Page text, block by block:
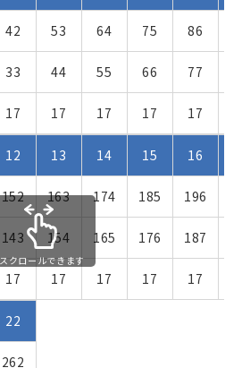
42
33
17
53
44
17
64
55
17
75
66
17
86
77
17
12
152
143
17
13
163
154
17
14
174
165
17
15
185
176
17
16
196
187
17
22
262
スクロールできます